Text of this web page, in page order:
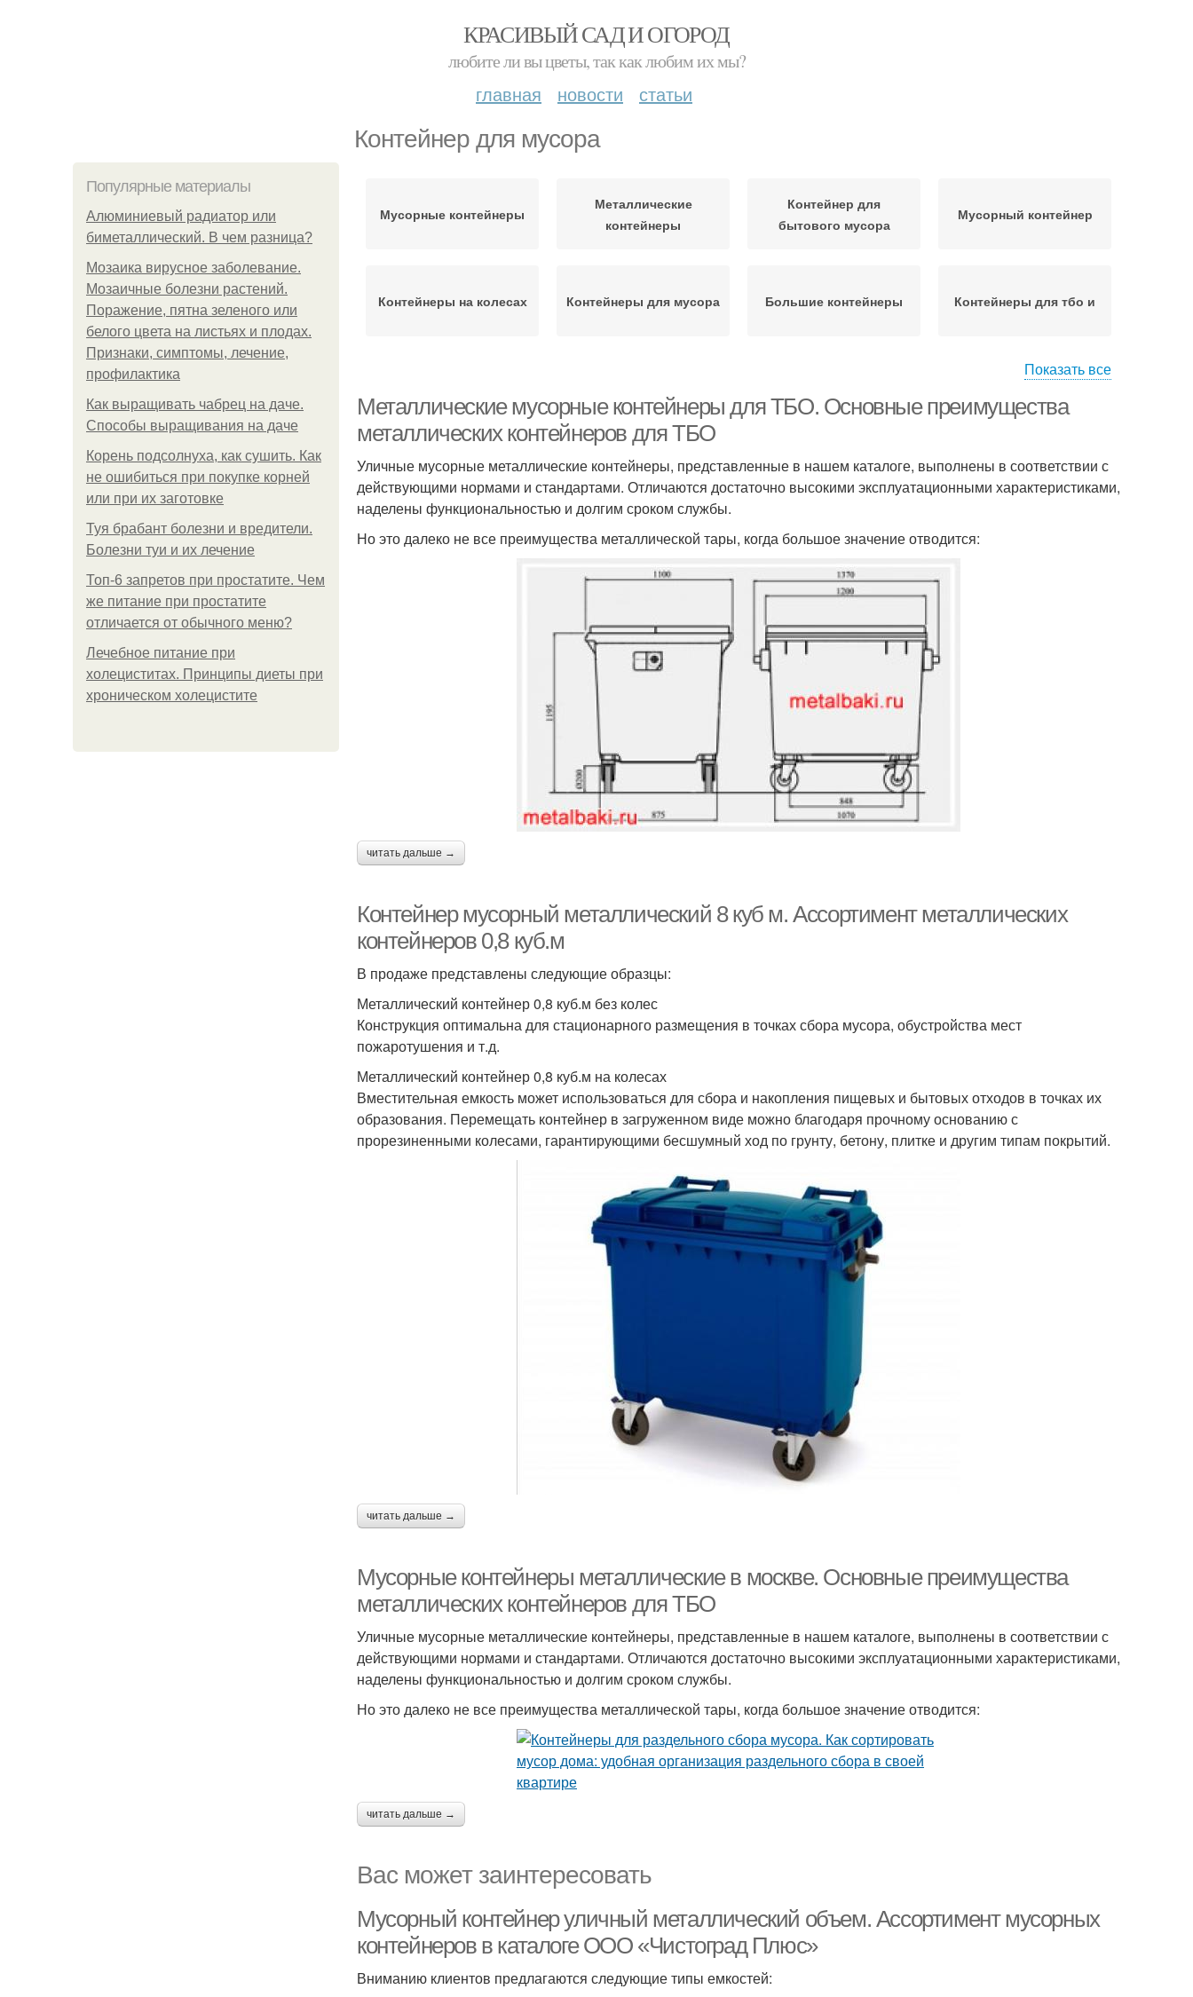
КРАСИВЫЙ САД И ОГОРОД
любите ли вы цветы, так как любим их мы?
главная новости статьи
Контейнер для мусора
Популярные материалы
Алюминиевый радиатор или
биметаллический. В чем разница?
Мозаика вирусное заболевание.
Мозаичные болезни растений.
Поражение, пятна зеленого или
белого цвета на листьях и плодах.
Признаки, симптомы, лечение,
профилактика
Как выращивать чабрец на даче.
Способы выращивания на даче
Корень подсолнуха, как сушить. Как
не ошибиться при покупке корней
или при их заготовке
Туя брабант болезни и вредители.
Болезни туи и их лечение
Топ-6 запретов при простатите. Чем
же питание при простатите
отличается от обычного меню?
Лечебное питание при
холециститах. Принципы диеты при
хроническом холецистите
Мусорные контейнеры
Металлические
контейнеры
Контейнер для
бытового мусора
Мусорный контейнер
Контейнеры на колесах Контейнеры для мусора Большие контейнеры Контейнеры для тбо и
контейнеры
контейнеров
раздельного сбора
Показать все
Металлические мусорные контейнеры для ТБО. Основные преимущества
металлических контейнеров для ТБО
Уличные мусорные металлические контейнеры, представленные в нашем каталоге, выполнены в соответствии с
действующими нормами и стандартами. Отличаются достаточно высокими эксплуатационными характеристиками,
наделены функциональностью и долгим сроком службы.
Но это далеко не все преимущества металлической тары, когда большое значение отводится:
читать дальше →
Контейнер мусорный металлический 8 куб м. Ассортимент металлических
контейнеров 0,8 куб.м
В продаже представлены следующие образцы:
Металлический контейнер 0,8 куб.м без колес
Конструкция оптимальна для стационарного размещения в точках сбора мусора, обустройства мест
пожаротушения и т.д.
Металлический контейнер 0,8 куб.м на колесах
Вместительная емкость может использоваться для сбора и накопления пищевых и бытовых отходов в точках их
образования. Перемещать контейнер в загруженном виде можно благодаря прочному основанию с
прорезиненными колесами, гарантирующими бесшумный ход по грунту, бетону, плитке и другим типам покрытий.
читать дальше →
Мусорные контейнеры металлические в москве. Основные преимущества
металлических контейнеров для ТБО
Уличные мусорные металлические контейнеры, представленные в нашем каталоге, выполнены в соответствии с
действующими нормами и стандартами. Отличаются достаточно высокими эксплуатационными характеристиками,
наделены функциональностью и долгим сроком службы.
Но это далеко не все преимущества металлической тары, когда большое значение отводится:
читать дальше →
Вас может заинтересовать
Мусорный контейнер уличный металлический объем. Ассортимент мусорных
контейнеров в каталоге ООО «Чистоград Плюс»
Вниманию клиентов предлагаются следующие типы емкостей: